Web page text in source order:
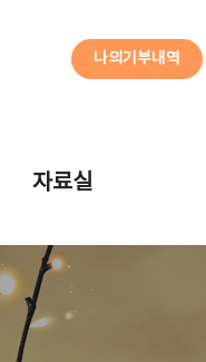
나의기부내역
자료실